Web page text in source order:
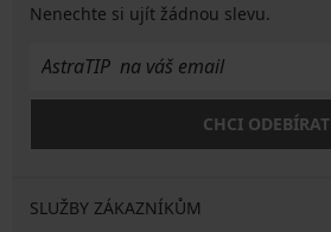
Nenechte si ujít žádnou slevu.
CHCI ODEBÍRAT
SLUŽBY ZÁKAZNÍKŮM